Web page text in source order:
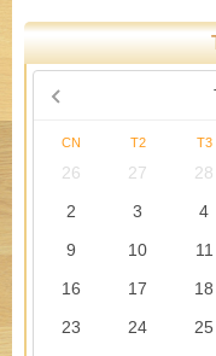
CN T2 T3
26 27 28
2
3 4
9
10 11
16
17 18
23
24 25